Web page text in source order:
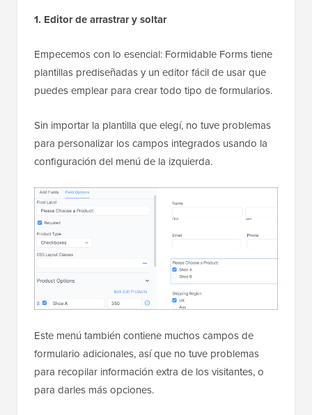
1. Editor de arrastrar y soltar
Empecemos con lo esencial: Formidable Forms tiene
plantillas prediseñadas y un editor fácil de usar que
puedes emplear para crear todo tipo de formularios.
Sin importar la plantilla que elegí, no tuve problemas
para personalizar los campos integrados usando la
configuración del menú de la izquierda.
Este menú también contiene muchos campos de
formulario adicionales, así que no tuve problemas
para recopilar información extra de los visitantes, o
para darles más opciones.